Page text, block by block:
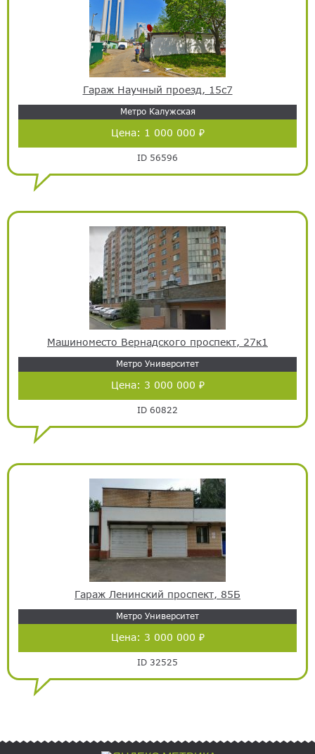
Гараж Научный проезд, 15с7
Метро Калужская
Цена: 1 000 000 ₽
ID 56596
Машиноместо Вернадского проспект, 27к1
Метро Университет
Цена: 3 000 000 ₽
ID 60822
Гараж Ленинский проспект, 85Б
Метро Университет
Цена: 3 000 000 ₽
ID 32525